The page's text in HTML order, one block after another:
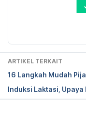
Body-Prepares-
Diperbarui oleh:
ARTIKEL TERKAIT
16 Langkah Mudah
Induksi Laktasi, Upaya